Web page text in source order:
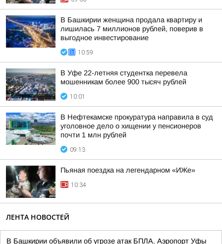
В Башкирии женщина продала квартиру и
лишилась 7 миллионов рублей, поверив в
выгодное инвестирование
10:59
В Уфе 22-летняя студентка перевела
мошенникам более 900 тысяч рублей
10:01
В Нефтекамске прокуратура направила в суд
уголовное дело о хищении у пенсионеров
почти 1 млн рублей
09:13
Пьяная поездка на легендарном «ИЖе»
10:34
ЛЕНТА НОВОСТЕЙ
В Башкирии объявили об угрозе атак БПЛА. Аэропорт Уфы